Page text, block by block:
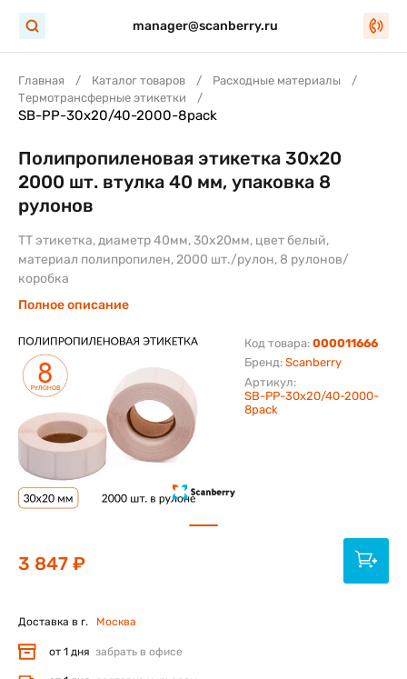
manager@scanberry.ru
Главная Каталог товаров
Расходные материалы
Термотрансферные этикетки
SB-PP-30x20/40-2000-8pack
Бренд: Scanberry
Код товара: 000011666
Артикул:
SB-PP-30x20/40-2000-
8pack
Полипропиленовая этикетка 30х20
2000 шт. втулка 40 мм, упаковка 8
рулонов
ТТ этикетка, диаметр 40мм, 30х20мм, цвет белый,
материал полипропилен, 2000 шт./рулон, 8 рулонов/
коробка
Полное описание
3 847 ₽
Доставка в г. Москва
от 1 дня забрать в офисе